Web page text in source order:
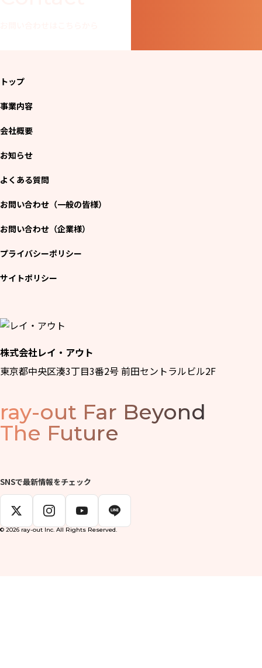
株式会社レイ・アウト
東京都中央区湊3丁目3番2号 前田セントラルビル2F
トップ
事業内容
会社概要
お知らせ
よくある質問
お問い合わせ（一般の皆様）
お問い合わせ（企業様）
プライバシーポリシー
サイトポリシー
ray-out Far Beyond
The Future
SNSで最新情報をチェック
© 2026 ray-out Inc. All Rights Reserved.